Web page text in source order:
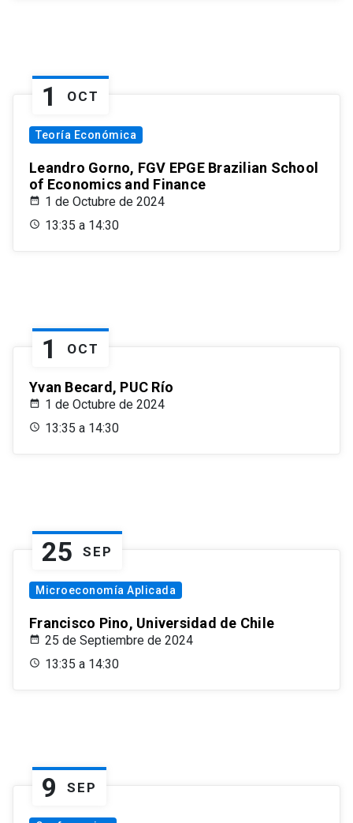
1 OCT
Teoría Económica
Leandro Gorno, FGV EPGE Brazilian School
of Economics and Finance
1 de Octubre de 2024
13:35 a 14:30
1 OCT
Yvan Becard, PUC Río
1 de Octubre de 2024
13:35 a 14:30
25 SEP
Microeconomía Aplicada
Francisco Pino, Universidad de Chile
25 de Septiembre de 2024
13:35 a 14:30
9 SEP